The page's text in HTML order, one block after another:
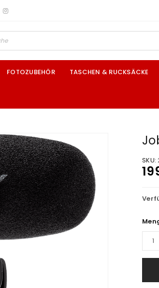
FOTOZUBEHÖR TASCHEN & RUCKSÄCKE
SKU: